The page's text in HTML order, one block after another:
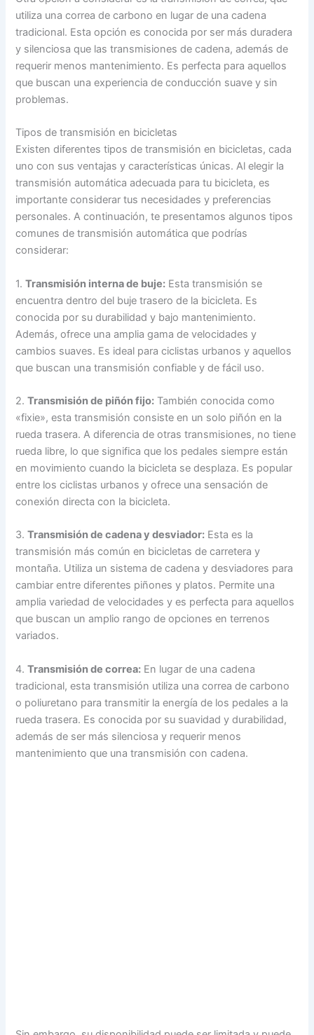
utiliza una correa de carbono en lugar de una cadena
tradicional. Esta opción es conocida por ser más duradera
y silenciosa que las transmisiones de cadena, además de
requerir menos mantenimiento. Es perfecta para aquellos
que buscan una experiencia de conducción suave y sin
problemas.
Tipos de transmisión en bicicletas
Existen diferentes tipos de transmisión en bicicletas, cada
uno con sus ventajas y características únicas. Al elegir la
transmisión automática adecuada para tu bicicleta, es
importante considerar tus necesidades y preferencias
personales. A continuación, te presentamos algunos tipos
comunes de transmisión automática que podrías
considerar:
1.Transmisión interna de buje: Esta transmisión se
encuentra dentro del buje trasero de la bicicleta. Es
conocida por su durabilidad y bajo mantenimiento.
Además, ofrece una amplia gama de velocidades y
cambios suaves. Es ideal para ciclistas urbanos y aquellos
que buscan una transmisión confiable y de fácil uso.
2.Transmisión de piñón fijo: También conocida como
«fixie», esta transmisión consiste en un solo piñón en la
rueda trasera. A diferencia de otras transmisiones, no tiene
rueda libre, lo que significa que los pedales siempre están
en movimiento cuando la bicicleta se desplaza. Es popular
entre los ciclistas urbanos y ofrece una sensación de
conexión directa con la bicicleta.
3.Transmisión de cadena y desviador: Esta es la
transmisión más común en bicicletas de carretera y
montaña. Utiliza un sistema de cadena y desviadores para
cambiar entre diferentes piñones y platos. Permite una
amplia variedad de velocidades y es perfecta para aquellos
que buscan un amplio rango de opciones en terrenos
variados.
4.Transmisión de correa: En lugar de una cadena
tradicional, esta transmisión utiliza una correa de carbono
o poliuretano para transmitir la energía de los pedales a la
rueda trasera. Es conocida por su suavidad y durabilidad,
además de ser más silenciosa y requerir menos
mantenimiento que una transmisión con cadena.